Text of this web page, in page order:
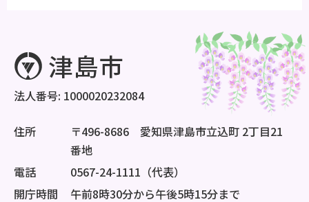
法人番号: 1000020232084
住所
〒496-8686 愛知県津島市立込町 2丁目21
番地
電話
0567-24-1111（代表）
開庁時間
午前8時30分から午後5時15分まで